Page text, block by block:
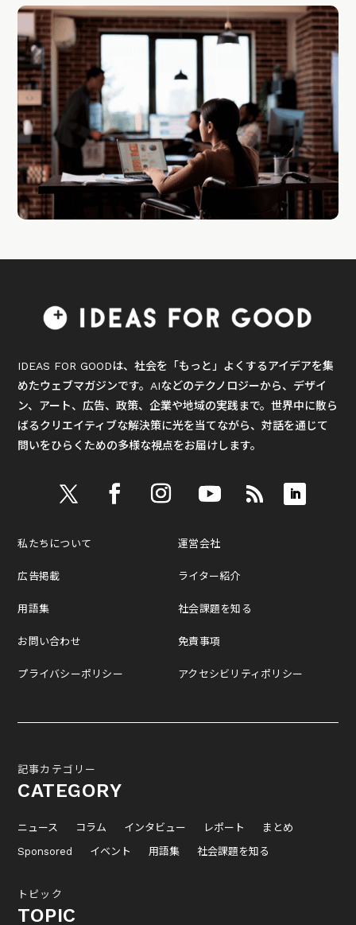
IDEAS FOR GOODは、社会を「もっと」よくするアイデアを集
めたウェブマガジンです。AIなどのテクノロジーから、デザイ
ン、アート、広告、政策、企業や地域の実践まで。世界中に散ら
ばるクリエイティブな解決策に光を当てながら、対話を通じて
問いをひらくための多様な視点をお届けします。
私たちについて
広告掲載
用語集
お問い合わせ
プライバシーポリシー
運営会社
ライター紹介
社会課題を知る
免責事項
アクセシビリティポリシー
記事カテゴリー
CATEGORY
ニュース コラム インタビュー レポート
まとめ
Sponsored
イベント 用語集 社会課題を知る
トピック
TOPIC